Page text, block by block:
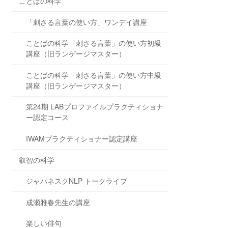
「刺さる言葉の使い方」ワンデイ講座
ことばの科学「刺さる言葉」の使い方初級
講座（旧ランゲージマスター）
ことばの科学「刺さる言葉」の使い方中級
講座（旧ランゲージマスター）
第24期 LABプロファイルプラクティショナ
ー認定コース
IWAMプラクティショナー認定講座
叡智の科学
ジャパネスクNLP トークライブ
成瀬雅春先生の講座
楽しい俳句